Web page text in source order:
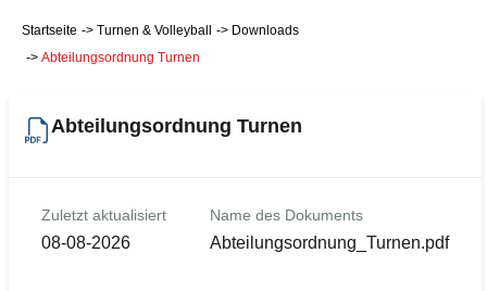
Startseite Turnen & Volleyball
Downloads
Abteilungsordnung Turnen
Abteilungsordnung Turnen
Zuletzt aktualisiert
08-08-2026
Name des Dokuments
Abteilungsordnung_Turnen.pdf